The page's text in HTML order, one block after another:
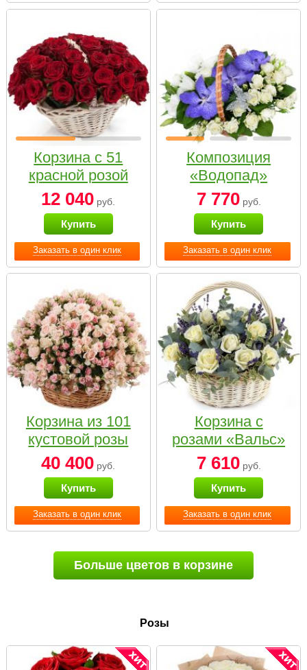
Заказать в один клик
Корзина с 51
красной розой
12 040 руб.
Купить
Заказать в один клик
Композиция
«Водопад»
7 770руб.
Купить
Заказать в один клик
Корзина из 101
кустовой розы
нежных тонов
40 400 руб.
Купить
Заказать в один клик
Корзина с
розами «Вальс»
7 610руб.
Купить
Больше цветов в корзине
Розы